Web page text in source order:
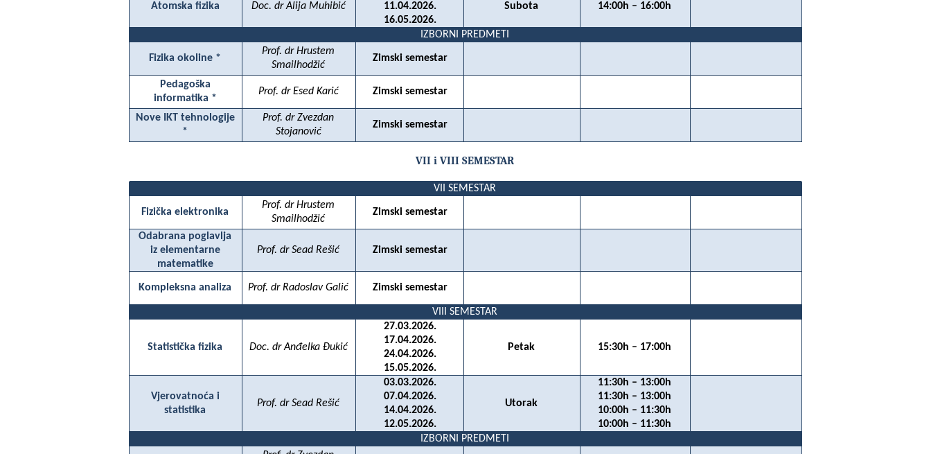
Atomska fizika Doc. dr Alija Muhibić
11.04.2026.
16.05.2026.
Subota 14:00h – 16:00h
IZBORNI PREDMETI
Fizika okoline *
Prof. dr Hrustem
Smailhodžić
Zimski semestar
Pedagoška
informatika *
Prof. dr Esed Karić Zimski semestar
Nove IKT tehnologije
*
Prof. dr Zvezdan
Stojanović
Zimski semestar
VII i VIII SEMESTAR
VII SEMESTAR
Fizička elektronika
Prof. dr Hrustem
Smailhodžić
Zimski semestar
Odabrana poglavlja
iz elementarne
matematike
Prof. dr Sead Rešić Zimski semestar
Kompleksna analiza Prof. dr Radoslav Galić Zimski semestar
VIII SEMESTAR
Statistička fizika Doc. dr Anđelka Đukić
27.03.2026.
17.04.2026.
24.04.2026.
15.05.2026.
Petak 15:30h – 17:00h
Vjerovatnoća i
statistika
Prof. dr Sead Rešić
03.03.2026.
07.04.2026.
14.04.2026.
12.05.2026.
Utorak
11:30h – 13:00h
11:30h – 13:00h
10:00h – 11:30h
10:00h – 11:30h
IZBORNI PREDMETI